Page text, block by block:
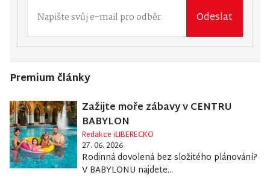
Odeslat
Premium články
Zažijte moře zábavy v CENTRU
BABYLON
Redakce iLIBERECKO
27. 06. 2026
Rodinná dovolená bez složitého plánování?
V BABYLONU najdete...